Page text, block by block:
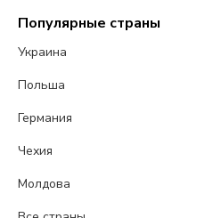
Популярные страны
Украина
Польша
Германия
Чехия
Молдова